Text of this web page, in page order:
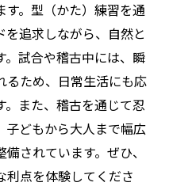
。型（かた）練習を通
追求しながら、自然と
試合や稽古中には、瞬
るため、日常生活にも応
また、稽古を通じて忍
どもから大人まで幅広
されています。ぜひ、
利点を体験してくださ